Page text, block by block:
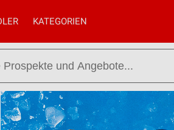
KATEGORIEN